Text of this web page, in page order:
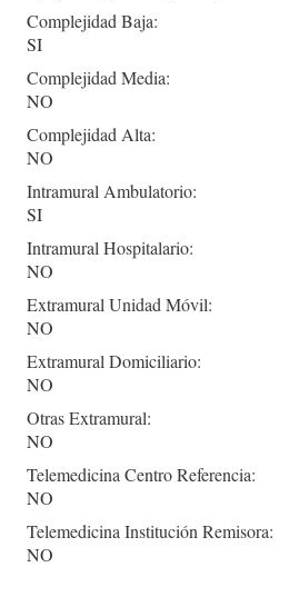
Complejidad Baja:
SI
Complejidad Media:
NO
Complejidad Alta:
NO
Intramural Ambulatorio:
SI
Intramural Hospitalario:
NO
Extramural Unidad Móvil:
NO
Extramural Domiciliario:
NO
Otras Extramural:
NO
Telemedicina Centro Referencia:
NO
Telemedicina Institución Remisora:
NO